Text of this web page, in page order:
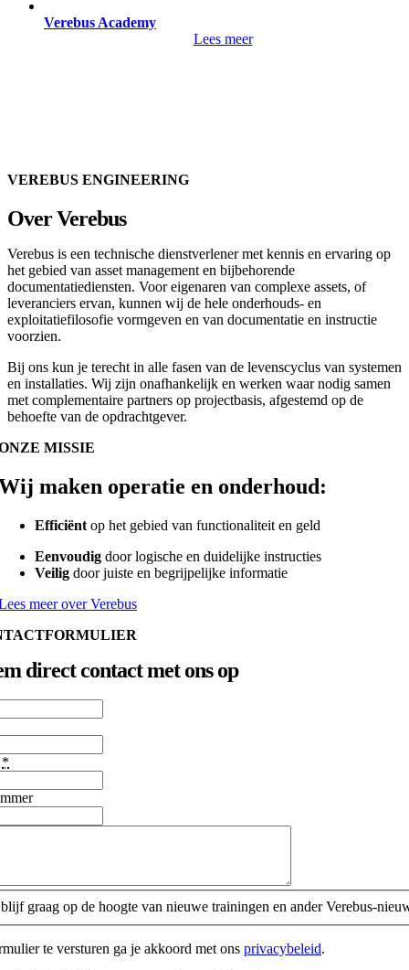
Verebus Academy
Lees meer
VEREBUS ENGINEERING
Over Verebus
Verebus is een technische dienstverlener met kennis en ervaring op
het gebied van asset management en bijbehorende
documentatiediensten. Voor eigenaren van complexe assets, of
leveranciers ervan, kunnen wij de hele onderhouds- en
exploitatiefilosofie vormgeven en van documentatie en instructie
voorzien.
Bij ons kun je terecht in alle fasen van de levenscyclus van systemen
en installaties. Wij zijn onafhankelijk en werken waar nodig samen
met complementaire partners op projectbasis, afgestemd op de
behoefte van de opdrachtgever.
MISSIE
maken operatie en onderhoud:
Efficiënt op het gebied van functionaliteit en geld
Eenvoudig door logische en duidelijke instructies
Veilig door juiste en begrijpelijke informatie
meer over Verebus
direct contact met ons op
*
graag op de hoogte van nieuwe trainingen en ander Verebus-
te versturen ga je akkoord met ons privacybeleid.